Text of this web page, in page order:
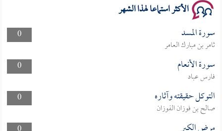
الأكثر استماعا لهذا الشهر
0 سورة المسد
ثامر بن مبارك العامر
0
سورة الأنعام
فارس عباد
0
التوكل حقيقته وآثاره
صالح بن فوزان الفوزان